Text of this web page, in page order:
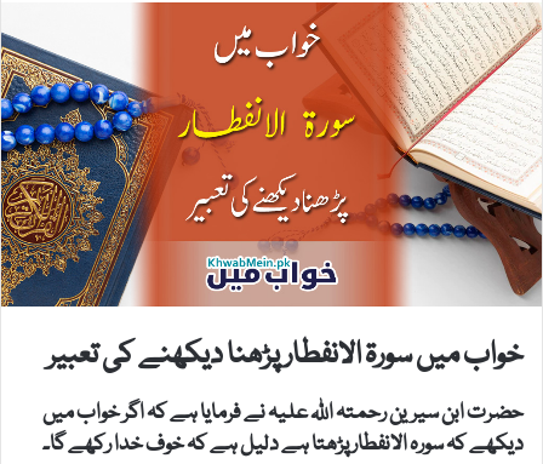
خواب میں سورۃ الانفطار پڑھنا دیکھنے کی تعبیر
حضرت ابن سیرین رحمتہ اللہ علیہ نے فرمایا ہے کہ اگر خواب میں
دیکھے کہ سورہ الانفطار پڑھتا ہے دلیل ہے کہ خوف خدا رکھے گا۔